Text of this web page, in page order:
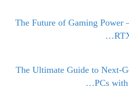
The Future of Gaming Power
The Ultimate Guide to Next-
PCs with